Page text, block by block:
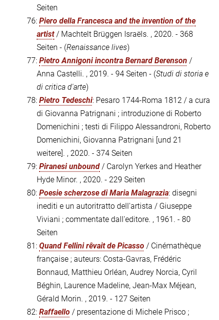
Seiten
76: Piero della Francesca and the invention of the
artist/ Machtelt Brüggen Israëls. , 2020. - 368
Seiten - (Renaissance lives)
77: Pietro Annigoni incontra Bernard Berenson /
Anna Castelli. , 2019. - 94 Seiten - (Studi di storia e
di critica d'arte)
78: Pietro Tedeschi: Pesaro 1744-Roma 1812 / a cura
di Giovanna Patrignani ; introduzione di Roberto
Domenichini ; testi di Filippo Alessandroni, Roberto
Domenichini, Giovanna Patrignani [und 21
weitere]. , 2020. - 374 Seiten
79: Piranesi unbound / Carolyn Yerkes and Heather
Hyde Minor. , 2020. - 229 Seiten
80: Poesie scherzose di Maria Malagrazia: disegni
inediti e un autoritratto dell'artista / Giuseppe
Viviani ; commentate dall'editore. , 1961. - 80
Seiten
81: Quand Fellini rêvait de Picasso / Cinémathèque
française ; auteurs: Costa-Gavras, Frédéric
Bonnaud, Matthieu Orléan, Audrey Norcia, Cyril
Béghin, Laurence Madeline, Jean-Max Méjean,
Gérald Morin. , 2019. - 127 Seiten
82: Raffaello / presentazione di Michele Prisco ;